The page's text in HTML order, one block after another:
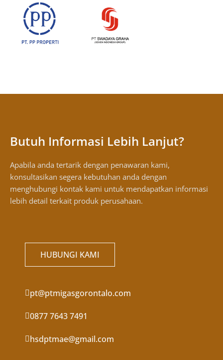
Butuh Informasi Lebih Lanjut?
Apabila anda tertarik dengan penawaran kami,
konsultasikan segera kebutuhan anda dengan
menghubungi kontak kami untuk mendapatkan informasi
lebih detail terkait produk perusahaan.
HUBUNGI KAMI
pt@ptmigasgorontalo.com
0877 7643 7491
hsdptmae@gmail.com